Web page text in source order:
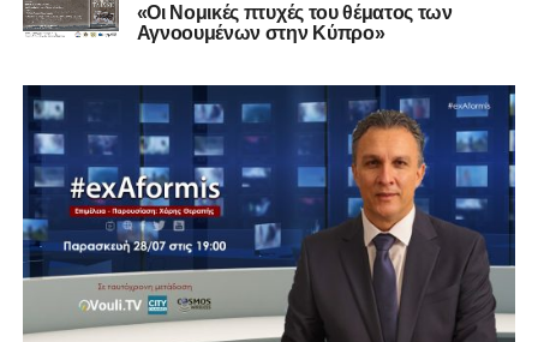
«Οι Νομικές πτυχές του θέματος των
Αγνοουμένων στην Κύπρο»